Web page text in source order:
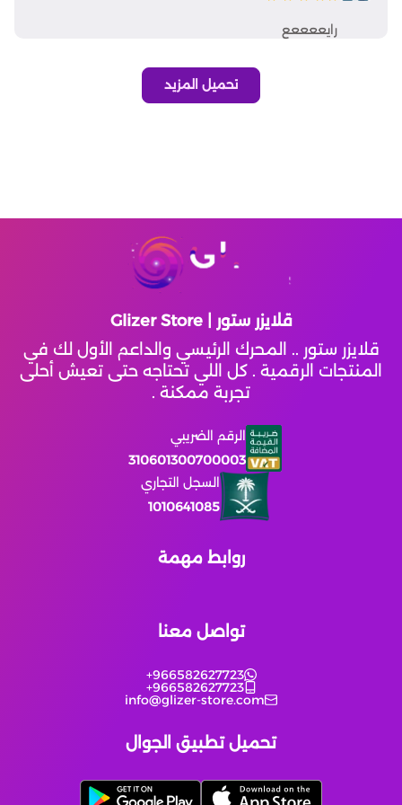
Atlantica Rebirth
Top Eleven Football Manager
Lords Mobile
Left To Survive
King Of Avalon
زينليس زون زيرو
يلا لودو عن طريق الايدي
يلا لودو عن طريق الايدي
انتقام السلاطين
رايععععع
تحميل المزيد
قلايزر ستور | Glizer Store
قلايزر ستور .. المحرك الرئيسي والداعم الأول لك في
المنتجات الرقمية . كل اللي تحتاجه حتى تعيش أحلى
تجربة ممكنة .
الرقم الضريبي
310601300700003
السجل التجاري
1010641085
روابط مهمة
تواصل معنا
+966582627723
+966582627723
info@glizer-store.com
تحميل تطبيق الجوال